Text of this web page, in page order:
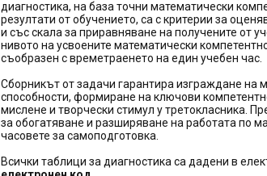
диагностика, на база точни математически
резултати от обучението, са с критерии за
и съсскала за приравняване на получените от
нивото на усвоените математически
съобразен с времетраенето на един учебен час.
Сборникът от задачи гарантира изграждане на
способности, формиране на ключови
мислене и творчески стимул у третокласника.
за обогатяване и разширяване на работата по
часовете за самоподготовка.
Всички таблици за диагностика са дадени в